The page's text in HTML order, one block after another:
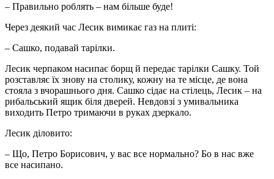
– Правильно роблять – нам більше буде!
Через деякий час Лесик вимикає газ на плиті:
– Сашко, подавай тарілки.
Лесик черпаком насипає борщ й передає тарілки Сашку. Той
розставляє їх знову на столику, кожну на те місце, де вона
стояла з вчорашнього дня. Сашко сідає на стілець, Лесик – на
рибальський ящик біля дверей. Невдовзі з умивальника
виходить Петро тримаючи в руках дзеркало.
Лесик діловито:
– Що, Петро Борисович, у вас все нормально? Бо в нас вже
все насипано.